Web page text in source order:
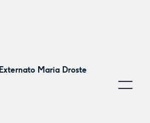
Externato Maria Droste